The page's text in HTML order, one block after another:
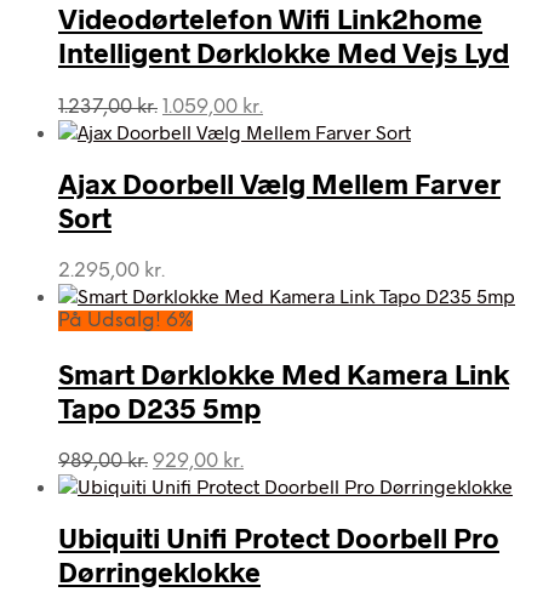
Videodørtelefon Wifi Link2home
Intelligent Dørklokke Med Vejs Lyd
1.237,00kr. Den
oprindelige
var:
1.237,00 kr..
1.059,00 kr.
aktuelle
er:
1.059,00 kr..
Ajax Doorbell Vælg Mellem Farver
Sort
2.295,00 kr.
På Udsalg! 6%
Smart Dørklokke Med Kamera Link
Tapo D235 5mp
989,00kr. Den
oprindelige
var:
989,00 kr..
929,00 kr.
aktuelle
er:
929,00 kr..
Ubiquiti Unifi Protect Doorbell Pro
Dørringeklokke